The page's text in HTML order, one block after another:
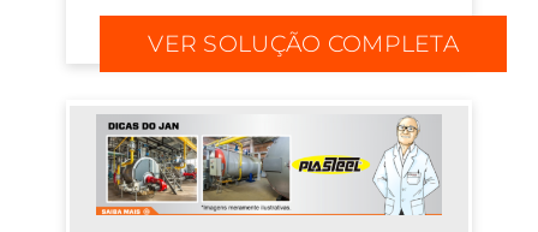
proteção contra a abrasividade e
serve como mater...
VER SOLUÇÃO COMPLETA